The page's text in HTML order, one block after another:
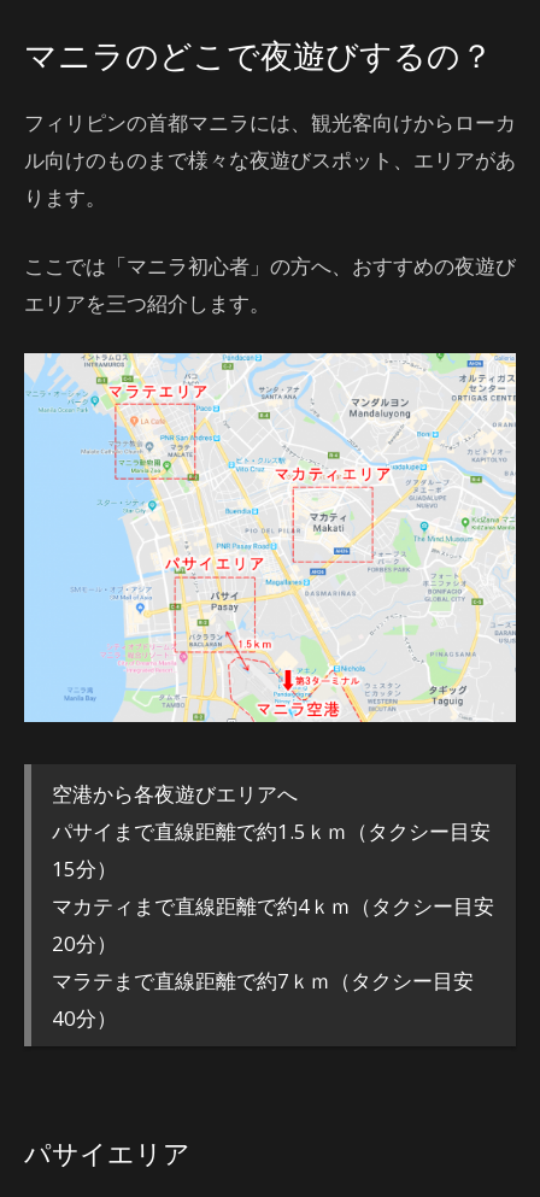
マニラのどこで夜遊びするの？
フィリピンの首都マニラには、観光客向けからローカ
ル向けのものまで様々な夜遊びスポット、エリアがあ
ります。
ここでは「マニラ初心者」の方へ、おすすめの夜遊び
エリアを三つ紹介します。
空港から各夜遊びエリアへ
パサイまで直線距離で約1.5ｋｍ（タクシー目安
15分）
マカティまで直線距離で約4ｋｍ（タクシー目安
20分）
マラテまで直線距離で約7ｋｍ（タクシー目安
40分）
パサイエリア